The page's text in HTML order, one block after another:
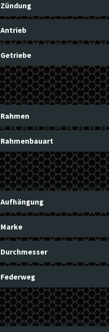
Zündung
Antrieb
Getriebe
Rahmen
Rahmenbauart
Aufhängung
Marke
Durchmesser
Federweg